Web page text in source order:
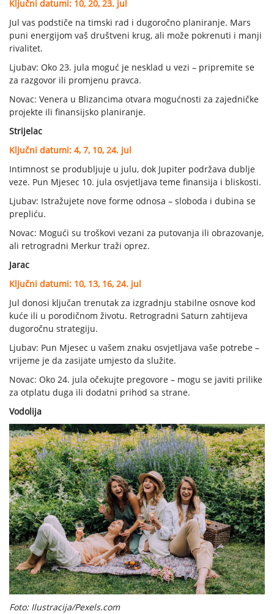
Ključni datumi: 10, 20, 23. jul
Jul vas podstiče na timski rad i dugoročno planiranje. Mars
puni energijom vaš društveni krug, ali može pokrenuti i manji
rivalitet.
Ljubav: Oko 23. jula moguć je nesklad u vezi – pripremite se
za razgovor ili promjenu pravca.
Novac: Venera u Blizancima otvara mogućnosti za zajedničke
projekte ili finansijsko planiranje.
Strijelac
Ključni datumi: 4, 7, 10, 24. jul
Intimnost se produbljuje u julu, dok Jupiter podržava dublje
veze. Pun Mjesec 10. jula osvjetljava teme finansija i bliskosti.
Ljubav: Istražujete nove forme odnosa – sloboda i dubina se
prepliću.
Novac: Mogući su troškovi vezani za putovanja ili obrazovanje,
ali retrogradni Merkur traži oprez.
Jarac
Ključni datumi: 10, 13, 16, 24. jul
Jul donosi ključan trenutak za izgradnju stabilne osnove kod
kuće ili u porodičnom životu. Retrogradni Saturn zahtijeva
dugoročnu strategiju.
Ljubav: Pun Mjesec u vašem znaku osvjetljava vaše potrebe –
vrijeme je da zasijate umjesto da služite.
Novac: Oko 24. jula očekujte pregovore – mogu se javiti prilike
za otplatu duga ili dodatni prihod sa strane.
Vodolija
Foto: Ilustracija/Pexels.com